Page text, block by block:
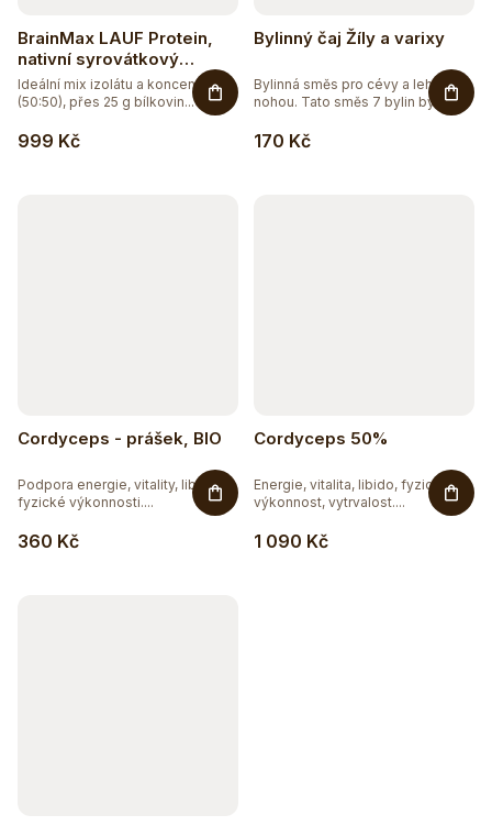
BrainMax LAUF Protein,
nativní syrovátkový
protein, 1000 g - vanilka
999 Kč
Ideální mix izolátu a koncentrátu
(50:50), přes 25 g bílkovin...
Bylinný čaj Žíly a varixy
170 Kč
Bylinná směs pro cévy a lehkost
nohou. Tato směs 7 bylin byla...
Cordyceps - prášek, BIO
360 Kč
Podpora energie, vitality, libida,
fyzické výkonnosti....
Cordyceps 50%
1 090 Kč
Energie, vitalita, libido, fyzická
výkonnost, vytrvalost....